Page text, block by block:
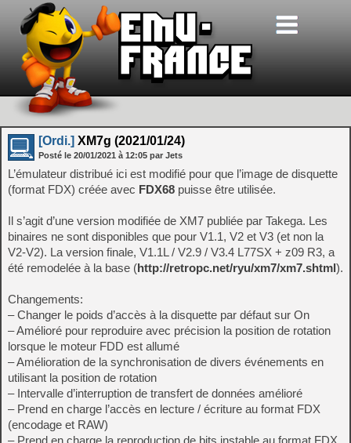
[Ordi.] XM7g (2021/01/24)
Posté le 20/01/2021 à 12:05 par Jets
L’émulateur distribué ici est modifié pour que l’image de disquette
(format FDX) créée avec FDX68 puisse être utilisée.
Il s’agit d’une version modifiée de XM7 publiée par Takega. Les
binaires ne sont disponibles que pour V1.1, V2 et V3 (et non la
V2-V2). La version finale, V1.1L / V2.9 / V3.4 L77SX + z09 R3, a
été remodelée à la base (http://retropc.net/ryu/xm7/xm7.shtml).
Changements:
– Changer le poids d’accès à la disquette par défaut sur On
– Amélioré pour reproduire avec précision la position de rotation
lorsque le moteur FDD est allumé
– Amélioration de la synchronisation de divers événements en
utilisant la position de rotation
– Intervalle d’interruption de transfert de données amélioré
– Prend en charge l’accès en lecture / écriture au format FDX
(encodage et RAW)
– Prend en charge la reproduction de bits instable au format FDX